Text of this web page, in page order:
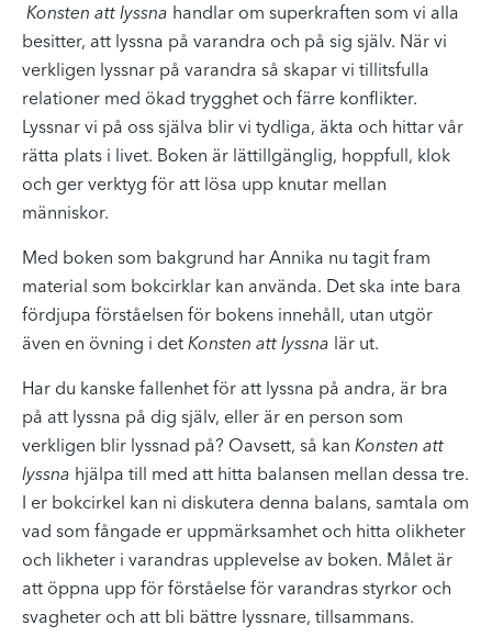
Konsten att lyssna handlar om superkraften som vi alla
besitter, att lyssna på varandra och på sig själv. När vi
verkligen lyssnar på varandra så skapar vi tillitsfulla
relationer med ökad trygghet och färre konflikter.
Lyssnar vi på oss själva blir vi tydliga, äkta och hittar vår
rätta plats i livet. Boken är lättillgänglig, hoppfull, klok
och ger verktyg för att lösa upp knutar mellan
människor.
Med boken som bakgrund har Annika nu tagit fram
material som bokcirklar kan använda. Det ska inte bara
fördjupa förståelsen för bokens innehåll, utan utgör
även en övning i det Konsten att lyssna lär ut.
Har du kanske fallenhet för att lyssna på andra, är bra
på att lyssna på dig själv, eller är en person som
verkligen blir lyssnad på? Oavsett, så kan Konsten att
lyssna hjälpa till med att hitta balansen mellan dessa tre.
I er bokcirkel kan ni diskutera denna balans, samtala om
vad som fångade er uppmärksamhet och hitta olikheter
och likheter i varandras upplevelse av boken. Målet är
att öppna upp för förståelse för varandras styrkor och
svagheter och att bli bättre lyssnare, tillsammans.